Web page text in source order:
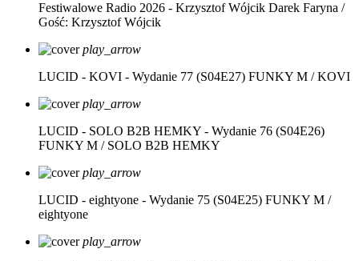
Festiwalowe Radio 2026 - Krzysztof Wójcik Darek Faryna /
Gość: Krzysztof Wójcik
play_arrow
LUCID - KOVI - Wydanie 77 (S04E27) FUNKY M / KOVI
play_arrow
LUCID - SOLO B2B HEMKY - Wydanie 76 (S04E26)
FUNKY M / SOLO B2B HEMKY
play_arrow
LUCID - eightyone - Wydanie 75 (S04E25) FUNKY M /
eightyone
play_arrow